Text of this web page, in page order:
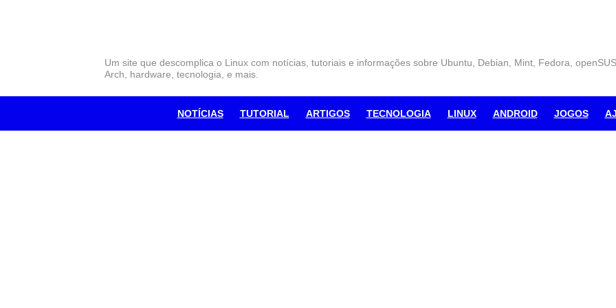
Um site que descomplica o Linux com notícias, tutoriais e informações sobre Ubuntu, Debian, Mint, Fedora,
Arch, hardware, tecnologia, e mais.
NOTÍCIAS TUTORIAL ARTIGOS TECNOLOGIA LINUX ANDROID JOGOS